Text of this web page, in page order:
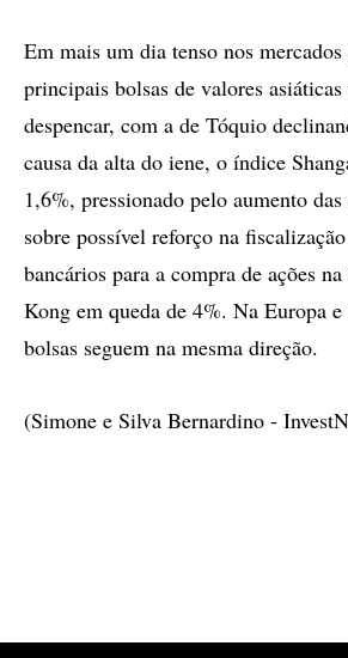
Em mais um dia tenso nos
principais bolsas de valores
despencar, com a de Tóquio
causa da alta do iene, o índice
1,6%, pressionado pelo aumento das
sobre possível reforço na
bancários para a compra de ações
Kong em queda de 4%. Na Europa
bolsas seguem na mesma direção.
(Simone e Silva Bernardino -